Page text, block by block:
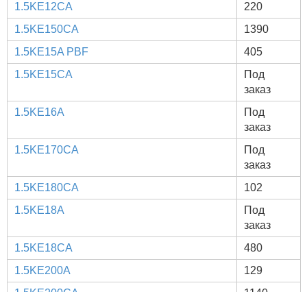
1.5KE12CA
220
1.5KE150CA
1390
1.5KE15A PBF
405
1.5KE15CA
Под
заказ
1.5KE16A
Под
заказ
1.5KE170CA
Под
заказ
1.5KE180CA
102
1.5KE18A
Под
заказ
1.5KE18CA
480
1.5KE200A
129